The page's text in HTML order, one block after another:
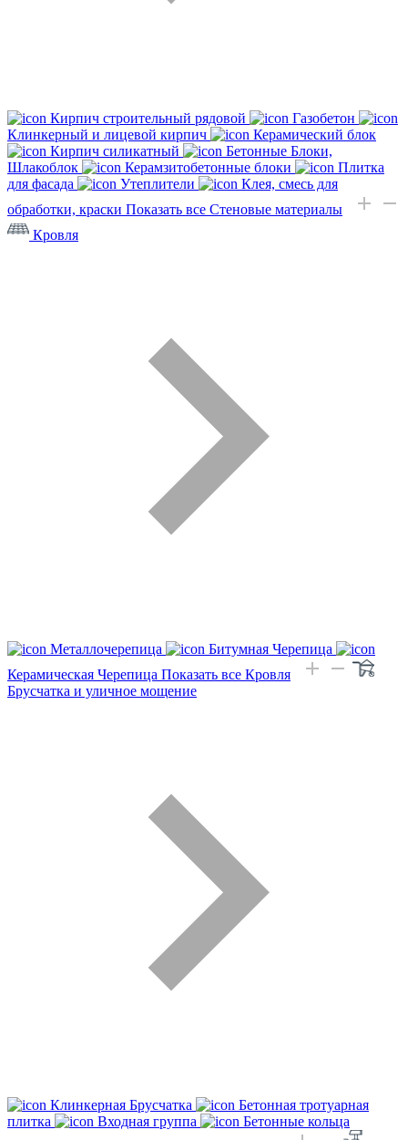
Кирпич строительный рядовой
Газобетон
Клинкерный и лицевой кирпич
Керамический блок
Кирпич силикатный
Бетонные Блоки,
Шлакоблок
Керамзитобетонные блоки
Плитка
для фасада
Утеплители
Клея, смесь для
обработки, краски Показать все Стеновые материалы
Кровля
Металлочерепица
Битумная Черепица
Керамическая Черепица Показать все Кровля
Брусчатка и уличное мощение
Клинкерная Брусчатка
Бетонная тротуарная
плитка
Входная группа
Бетонные кольца